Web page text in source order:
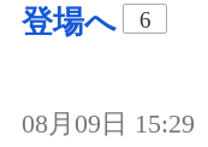
登場へ
6
08月09日 15:29